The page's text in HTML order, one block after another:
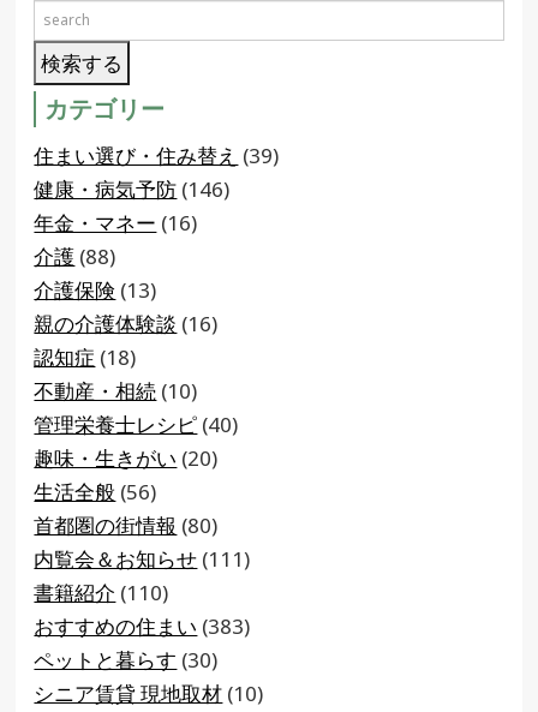
カテゴリー
住まい選び・住み替え (39)
健康・病気予防 (146)
年金・マネー (16)
介護 (88)
介護保険 (13)
親の介護体験談 (16)
認知症 (18)
不動産・相続 (10)
管理栄養士レシピ (40)
趣味・生きがい (20)
生活全般 (56)
首都圏の街情報 (80)
内覧会＆お知らせ (111)
書籍紹介 (110)
おすすめの住まい (383)
ペットと暮らす (30)
シニア賃貸 現地取材 (10)